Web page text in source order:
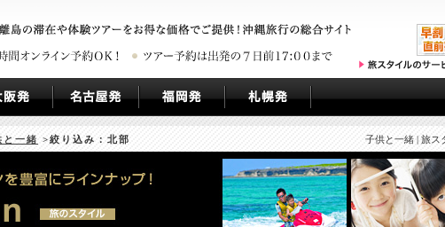
子供と一緒 | 旅ス
と一緒 >絞り込み：北部